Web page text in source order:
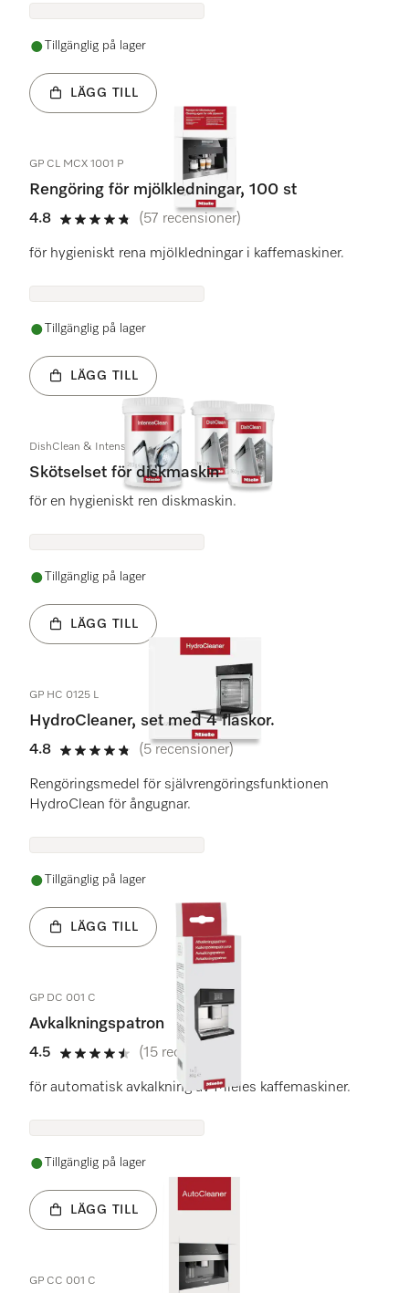
Tillgänglig på lager
LÄGG TILL
GP CL MCX 1001 P
Rengöring för mjölkledningar, 100 st
4.8
4.8 stars out of 5
(57 recensioner)
för hygieniskt rena mjölkledningar i kaffemaskiner.
Tillgänglig på lager
LÄGG TILL
DishClean & IntenseClean Set
Skötselset för diskmaskin
för en hygieniskt ren diskmaskin.
Tillgänglig på lager
LÄGG TILL
GP HC 0125 L
HydroCleaner, set med 4 flaskor.
4.8
4.8 stars out of 5
(5 recensioner)
Rengöringsmedel för självrengöringsfunktionen
HydroClean för ångugnar.
Tillgänglig på lager
LÄGG TILL
GP DC 001 C
Avkalkningspatron
4.5
4.5 stars out of 5
(15 recensioner)
för automatisk avkalkning av Mieles kaffemaskiner.
Tillgänglig på lager
LÄGG TILL
GP CC 001 C